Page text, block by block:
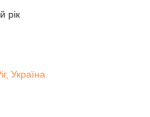
рік
Україна